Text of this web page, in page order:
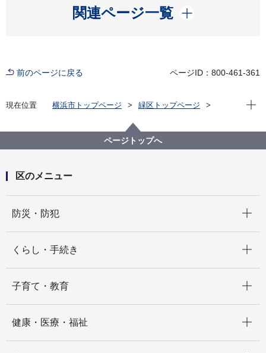
関連ページ一覧
開く
前のページに戻る ページID：800-461-361
現在位置 横浜市トップページ
緑区トップページ
【第19回】子どものまちづくりイベント「Mini Mini
Midori プラス SDGs」を開催しました
現在
ページトップへ
区のメニュー
防災・防犯
くらし・手続き
子育て・教育
健康・医療・福祉